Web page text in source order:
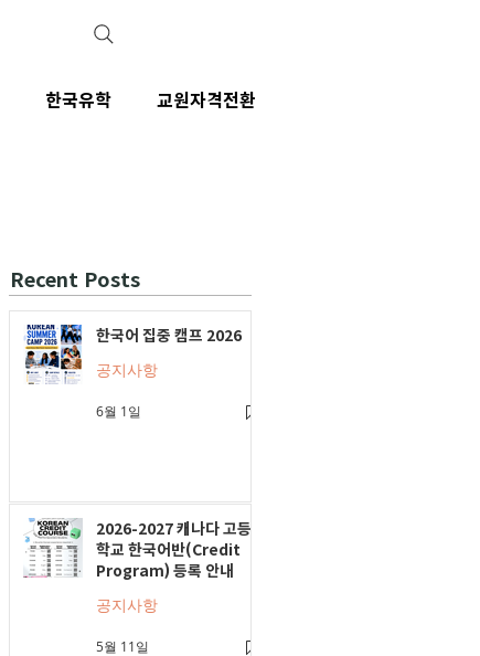
Recent Posts
한국어 집중 캠프 2026
공지사항
6월 1일
2026-2027 캐나다 고등
학교 한국어반(Credit
Program) 등록 안내
공지사항
5월 11일
한국유학 교원자격전환